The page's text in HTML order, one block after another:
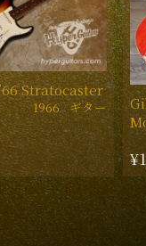
Stratocaster
1966 ギター